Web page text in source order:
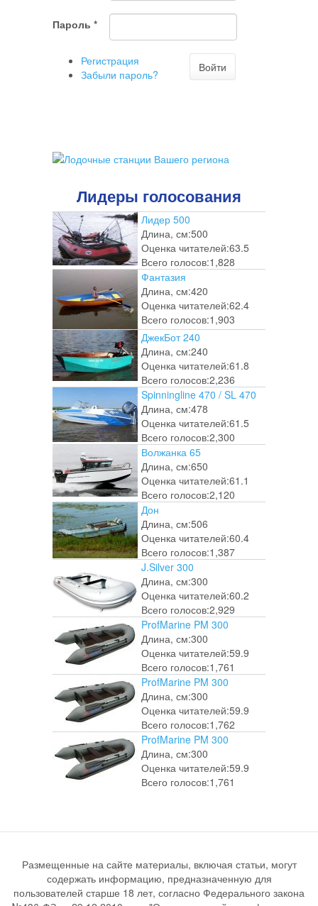
Пароль *
Регистрация
Забыли пароль?
Войти
Лидеры голосования
Лидер 500
Длина, см:500
Оценка читателей:63.5
Всего голосов:1,828
Фантазия
Длина, см:420
Оценка читателей:62.4
Всего голосов:1,903
ДжекБот 240
Длина, см:240
Оценка читателей:61.8
Всего голосов:2,236
Spinningline 470 / SL 470
Длина, см:478
Оценка читателей:61.5
Всего голосов:2,300
Волжанка 65
Длина, см:650
Оценка читателей:61.1
Всего голосов:2,120
Дон
Длина, см:506
Оценка читателей:60.4
Всего голосов:1,387
J.Silver 300
Длина, см:300
Оценка читателей:60.2
Всего голосов:2,929
ProfMarine PM 300
Длина, см:300
Оценка читателей:59.9
Всего голосов:1,761
ProfMarine PM 300
Длина, см:300
Оценка читателей:59.9
Всего голосов:1,762
ProfMarine PM 300
Длина, см:300
Оценка читателей:59.9
Всего голосов:1,761
Размещенные на сайте материалы, включая статьи, могут
содержать информацию, предназначенную для
пользователей старше 18 лет, согласно Федерального закона